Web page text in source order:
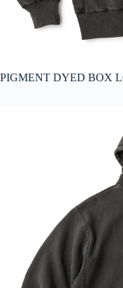
PIGMENT DYED BOX